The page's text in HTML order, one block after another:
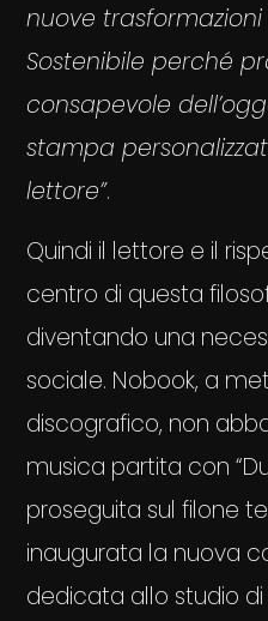
nuove
Sostenibile perché
consapevole
stampa
lettore”.
Quindi il lettore e il
centro di questa
diventando una
sociale. Nobook, a
discografico, non
musica partita con
proseguita sul filone
inaugurata la nuova
dedicata allo studio